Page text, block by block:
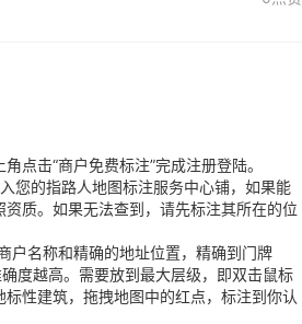
点击“商户免费标注”完成注册登陆。
您的指路人地图标注服务中心铺，如果能
质。如果无法查到，请先标注其所在的位
户名称和精确的地址位置，精确到门牌
度越高。需要放到最大层级，即双击鼠标
性建筑，拖拽地图中的红点，标注到你认